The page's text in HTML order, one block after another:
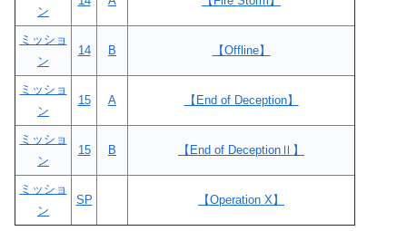
ン
ミッショ
ン
14 B 【Offline】
ミッショ
ン
15 A 【End of Deception】
ミッショ
ン
15 B 【End of DeceptionⅡ】
ミッショ
ン
SP 【Operation X】